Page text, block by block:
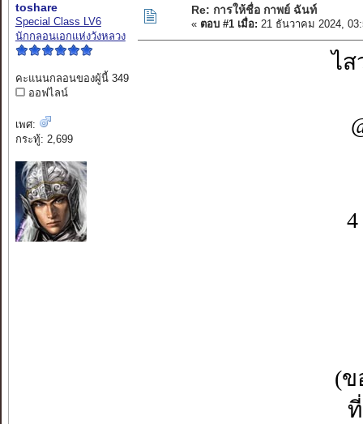
toshare
Special Class LV6
นักกลอนเอกแห่งวังหลวง
คะแนนกลอนของผู้นี้ 349
ออฟไลน์
เพศ:
กระทู้: 2,699
Re: การให้ชื่อ กาพย์ ฉันท์
« ตอบ #1 เมื่อ: 21 ธันวาคม 2024,
ไ
(ข